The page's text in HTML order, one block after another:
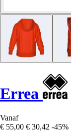
Errea
Vanaf
€ 55,00 € 30,42 -45%